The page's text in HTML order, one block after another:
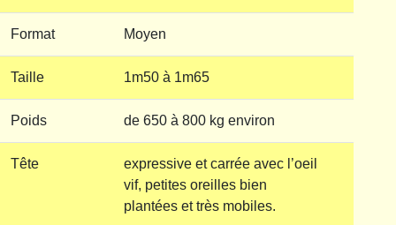
Format Moyen
Taille 1m50 à 1m65
Poids de 650 à 800 kg environ
Tête
expressive et carrée avec l’oeil
vif, petites oreilles bien
plantées et très mobiles.